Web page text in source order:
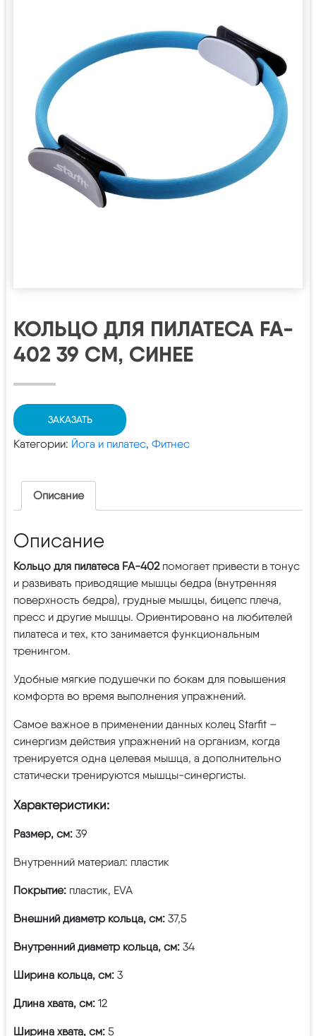
КОЛЬЦО ДЛЯ ПИЛАТЕСА FA-
402 39 СМ, СИНЕЕ
ЗАКАЗАТЬ
Категории: Йога и пилатес, Фитнес
Описание
Описание
Кольцо для пилатеса FA-402помогает привести в тонус
и развивать приводящие мышцы бедра (внутренняя
поверхность бедра), грудные мышцы, бицепс плеча,
пресс и другие мышцы. Ориентировано на любителей
пилатеса и тех, кто занимается функциональным
тренингом.
Удобные мягкие подушечки по бокам для повышения
комфорта во время выполнения упражнений.
Самое важное в применении данных колец Starfit –
синергизм действия упражнений на организм, когда
тренируется одна целевая мышца, а дополнительно
статически тренируются мышцы-синергисты.
Характеристики:
Размер, см: 39
Внутренний материал: пластик
Покрытие: пластик, EVA
Внешний диаметр кольца, см: 37,5
Внутренний диаметр кольца, см: 34
Ширина кольца, см: 3
Длина хвата, см: 12
Ширина хвата, см: 5